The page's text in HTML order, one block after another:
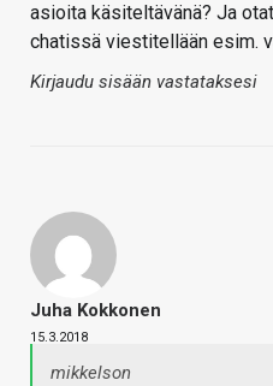
asioita käsiteltävänä? Ja
chatissä viestitellään esim.
Kirjaudu sisään vastataksesi
Juha Kokkonen
15.3.2018
mikkelson